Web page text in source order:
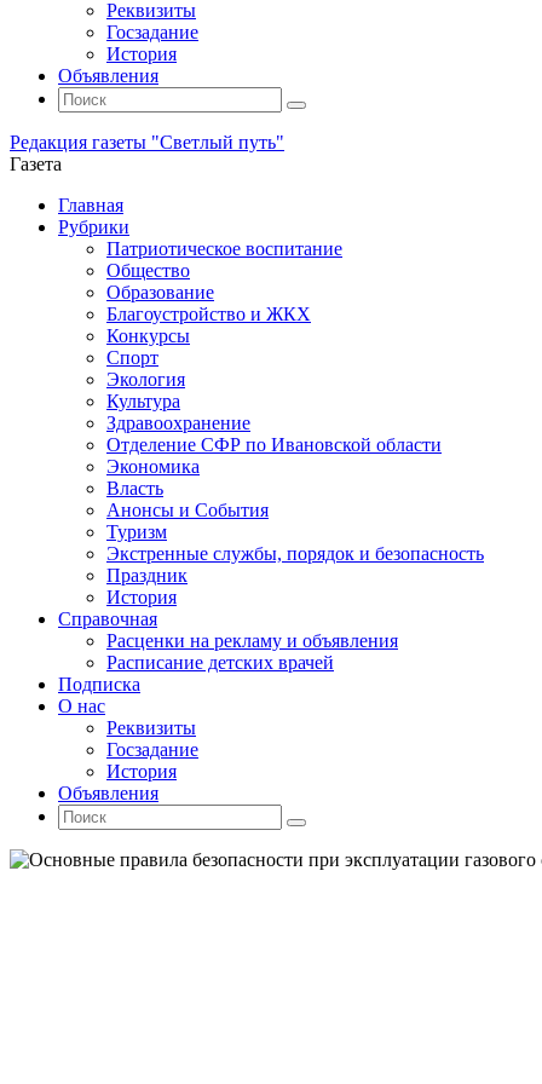
Реквизиты
Госзадание
История
Объявления
Поиск
Искать:
Поиск
Редакция газеты "Светлый путь"
Газета
Промотать
содержимому
Главная
Рубрики
Патриотическое воспитание
Общество
Образование
Благоустройство и ЖКХ
Конкурсы
Спорт
Экология
Культура
Здравоохранение
Отделение СФР по Ивановской области
Экономика
Власть
Анонсы и События
Туризм
Экстренные службы, порядок и безопасность
Праздник
История
Справочная
Расценки на рекламу и объявления
Расписание детских врачей
Подписка
О нас
Реквизиты
Госзадание
История
Объявления
Поиск
Искать:
Поиск